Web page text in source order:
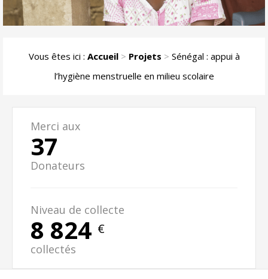
Vous êtes ici : Accueil> Projets > Sénégal : appui à
l’hygiène menstruelle en milieu scolaire
Merci aux
37
Donateurs
Niveau de collecte
8 824 €
collectés